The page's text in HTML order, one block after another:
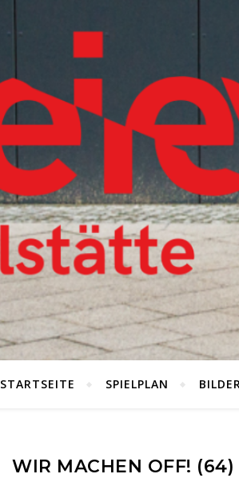
STARTSEITE SPIELPLAN
WIR MACHEN OFF! (64)